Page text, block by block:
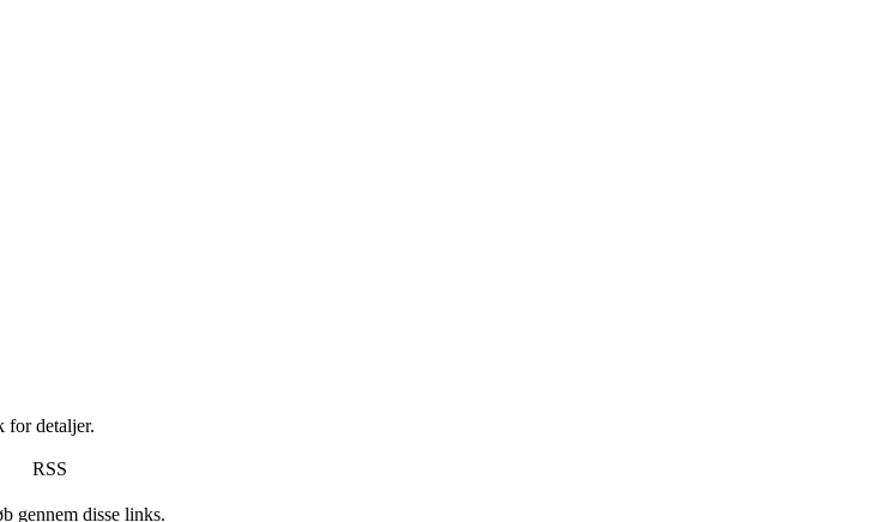
for detaljer.
RSS
gennem disse links.